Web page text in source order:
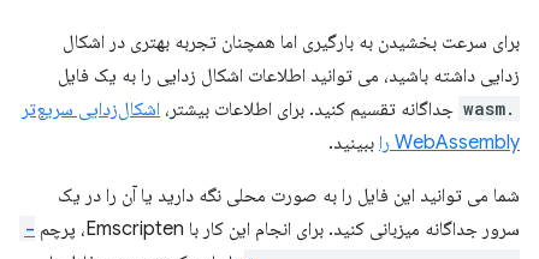
برای سرعت بخشیدن به بارگیری اما همچنان تجربه بهتری در اشکال
زدایی داشته باشید، می توانید اطلاعات اشکال زدایی را به یک فایل
.wasm جداگانه تقسیم کنید. برای اطلاعات بیشتر، اشکال‌زدایی سریع‌تر
WebAssembly را
ببینید.
شما می توانید این فایل را به صورت محلی نگه دارید یا آن را در یک
سرور جداگانه میزبانی کنید. برای انجام این کار با Emscripten، پرچم
-